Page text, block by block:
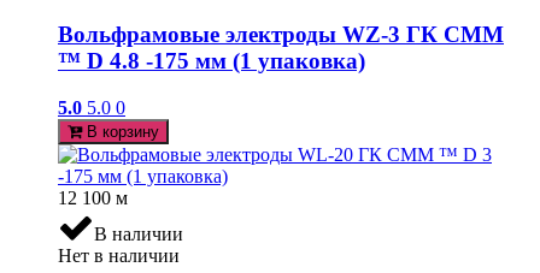
Вольфрамовые электроды WZ-3 ГК СММ
™ D 4.8 -175 мм (1 упаковка)
5.0 5.0 0
В корзину
12 100 м
В наличии
Нет в наличии